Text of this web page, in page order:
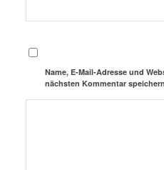
Name, E-Mail-Adresse und
nächsten Kommentar